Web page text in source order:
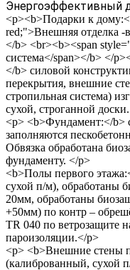
Энергоэффективный
<p><b>Подарки к
red;">Внешняя отделка -
</b> <br><b><span
система</span></b> </
</b> силовой
перекрытия, внешние
стропильная система)
сухой, строганной
<p> <b>Фундамент:</b>
заполняются
Обвязка обработана
фундаменту. </p>
<b>Полы первого
сухой п/м), обработаны
20мм, обработаны
+50мм) по контр –
TR 040 по ветрозащите
пароизоляции.</p>
<p> <b>Внешние стены
(калиброванный, сухой